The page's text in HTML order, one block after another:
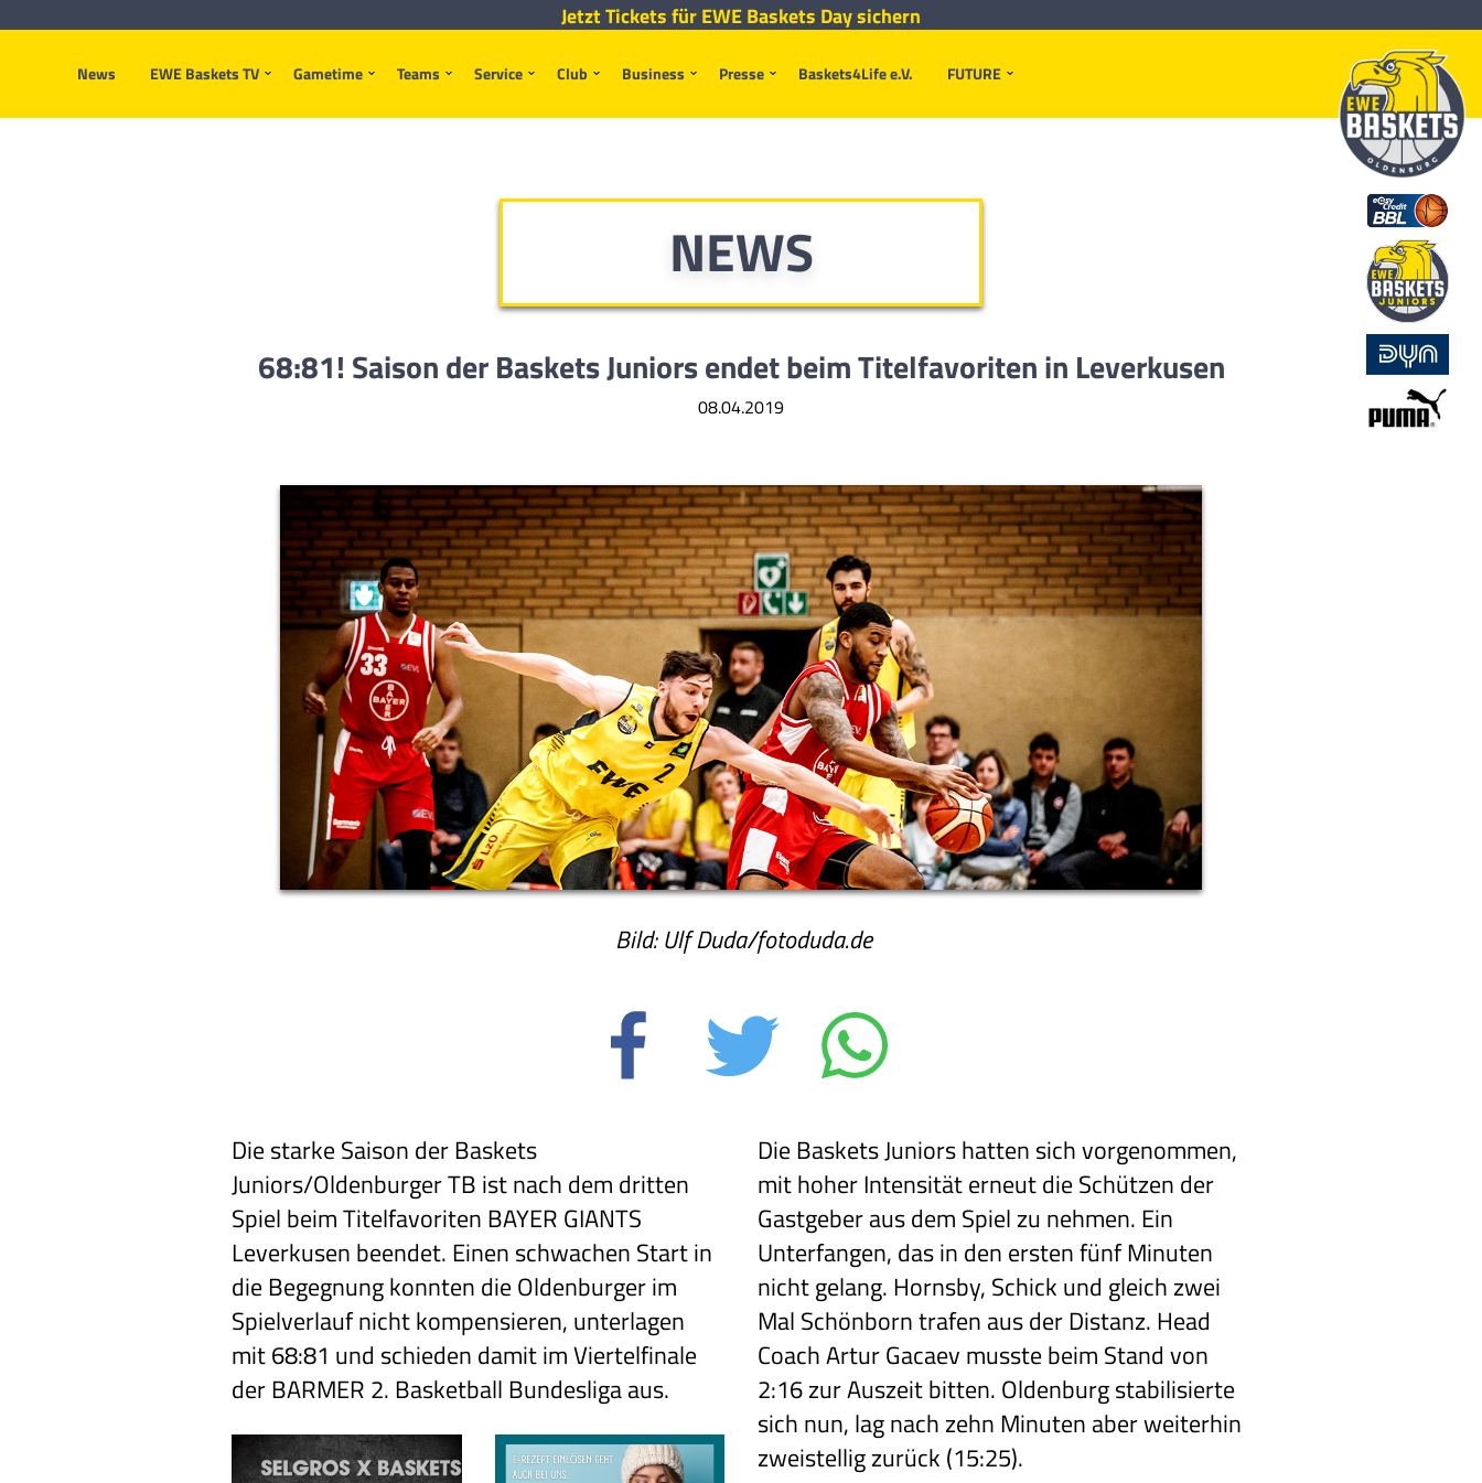
News EWE Baskets TV Gametime Teams Service Club Business Presse Baskets4Life e.V. FUTURE
Jetzt Tickets für EWE Baskets Day sichern
NEWS
68:81! Saison der Baskets Juniors endet beim Titelfavoriten in Leverkusen
08.04.2019
Bild: Ulf Duda/fotoduda.de
Die starke Saison der Baskets
Juniors/Oldenburger TB ist nach dem dritten
Spiel beim Titelfavoriten BAYER GIANTS
Leverkusen beendet. Einen schwachen Start in
die Begegnung konnten die Oldenburger im
Spielverlauf nicht kompensieren, unterlagen
mit 68:81 und schieden damit im Viertelfinale
der BARMER 2. Basketball Bundesliga aus.
Die Baskets Juniors hatten sich vorgenommen,
mit hoher Intensität erneut die Schützen der
Gastgeber aus dem Spiel zu nehmen. Ein
Unterfangen, das in den ersten fünf Minuten
nicht gelang. Hornsby, Schick und gleich zwei
Mal Schönborn trafen aus der Distanz. Head
Coach Artur Gacaev musste beim Stand von
2:16 zur Auszeit bitten. Oldenburg stabilisierte
sich nun, lag nach zehn Minuten aber weiterhin
zweistellig zurück (15:25).